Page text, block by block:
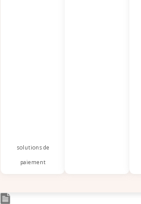
solutions de
paiement